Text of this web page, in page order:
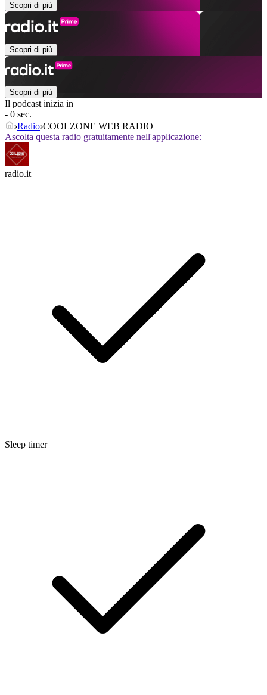
Scopri di più
Scopri di più
Scopri di più
Il podcast inizia in
- 0 sec.
Radio COOLZONE WEB RADIO
Ascolta questa radio gratuitamente nell'applicazione:
radio.it
Sleep timer